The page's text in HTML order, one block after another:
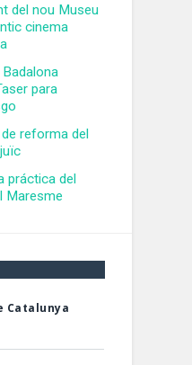
del nou Museu
cinema
Badalona
para
reforma del
práctica del
Maresme